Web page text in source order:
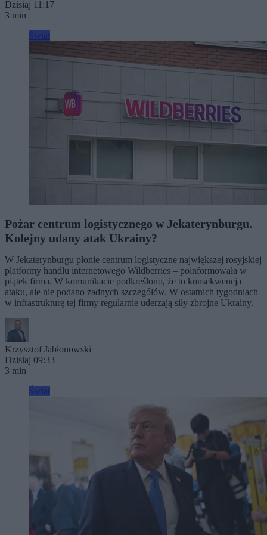
Dzisiaj 11:17
3 min
Pożar centrum logistycznego w Jekaterynburgu.
Kolejny udany atak Ukrainy?
W Jekaterynburgu płonie centrum logistyczne największej rosyjskiej
platformy handlu internetowego Wildberries – poinformowała w
piątek firma. W komunikacie podkreślono, że to konsekwencja
ataku, ale nie podano żadnych szczegółów. W ostatnich tygodniach
w infrastrukturę tej firmy regularnie uderzają siły zbrojne Ukrainy.
Krzysztof Jabłonowski
Dzisiaj 09:33
3 min